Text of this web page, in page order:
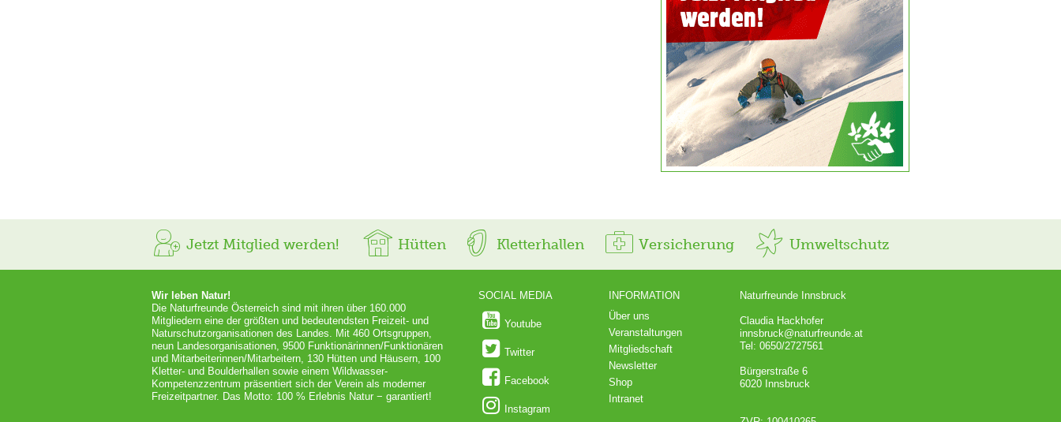
Jetzt Mitglied werden! Hütten Kletterhallen Versicherung Umweltschutz
Wir leben Natur!
Die Naturfreunde Österreich sind mit ihren über 160.000
Mitgliedern eine der größten und bedeutendsten Freizeit- und
Naturschutzorganisationen des Landes. Mit 460 Ortsgruppen,
neun Landesorganisationen, 9500 Funktionärinnen/Funktionären
und Mitarbeiterinnen/Mitarbeitern, 130 Hütten und Häusern, 100
Kletter- und Boulderhallen sowie einem Wildwasser-
Kompetenzzentrum präsentiert sich der Verein als moderner
Freizeitpartner. Das Motto: 100 % Erlebnis Natur − garantiert!
SOCIAL MEDIA
Youtube
Twitter
Facebook
Instagram
INFORMATION
Über uns
Veranstaltungen
Mitgliedschaft
Newsletter
Shop
Intranet
Naturfreunde Innsbruck
Claudia Hackhofer
innsbruck@naturfreunde.at
Tel: 0650/2727561
Bürgerstraße 6
6020 Innsbruck